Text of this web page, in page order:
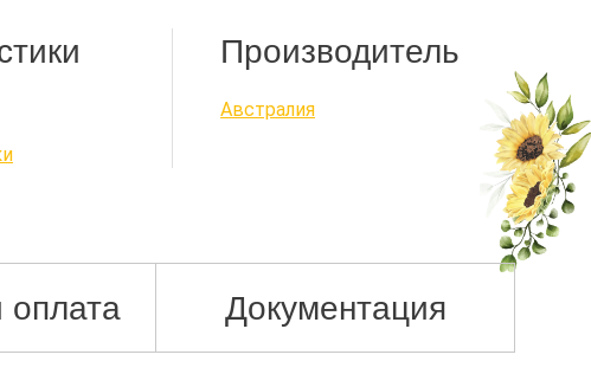
Производитель
Австралия
оплата Документация